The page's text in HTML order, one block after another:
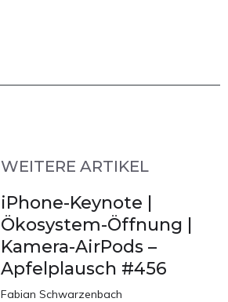
WEITERE ARTIKEL
iPhone-Keynote |
Ökosystem-Öffnung |
Kamera-AirPods –
Apfelplausch #456
Fabian Schwarzenbach